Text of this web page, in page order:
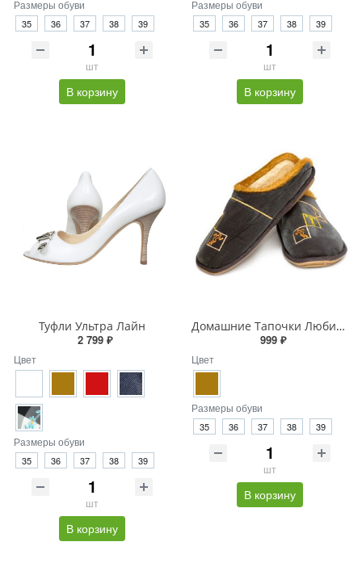
Размеры обуви
35 36 37 38 39
шт
В корзину
Размеры обуви
35 36 37 38 39
шт
В корзину
Туфли Ультра Лайн
2 799 ₽
Цвет
Размеры обуви
35 36 37 38 39
шт
В корзину
Домашние Тапочки Любимый Спорт
999 ₽
Цвет
Размеры обуви
35 36 37 38 39
шт
В корзину